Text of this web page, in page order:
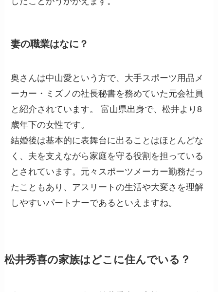
妻の職業はなに？
奥さんは中山愛という方で、大手スポーツ用品メ
ーカー・ミズノの社長秘書を務めていた元会社員
と紹介されています。 富山県出身で、松井より8
歳年下の女性です。
結婚後は基本的に表舞台に出ることはほとんどな
く、夫を支えながら家庭を守る役割を担っている
とされています。元々スポーツメーカー勤務だっ
たこともあり、アスリートの生活や大変さを理解
しやすいパートナーであるといえますね。
松井秀喜の家族はどこに住んでいる？